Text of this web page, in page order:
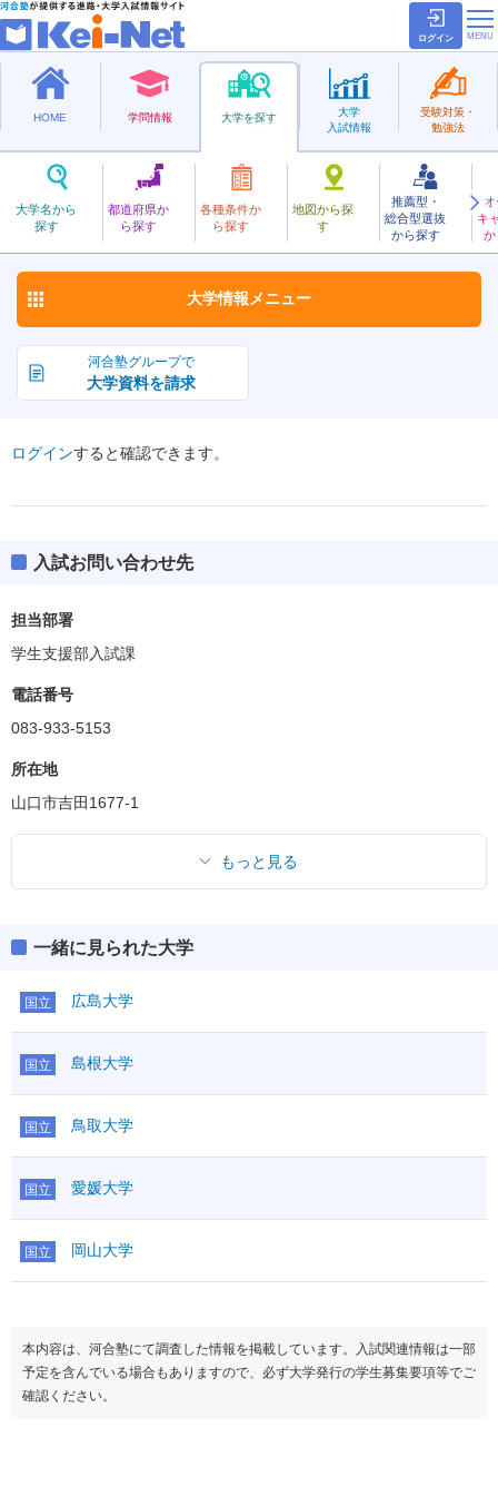
ログイン
HOME 学問情報 大学を探す
大学名から
探す
都道府県か
ら探す
各種条件か
ら探す
地図から探
す
推薦型・
総合型選抜
から探す
キ
か
大学
入試情報
受験対策・
勉強法
国立
やまぐち
山口大学 お気に入り
河合塾グループで
大学資料を請求
大学情報 メニュー
ログインすると確認できます。
入試お問い合わせ先
担当部署
学生支援部入試課
電話番号
083-933-5153
所在地
山口市吉田1677-1
もっと見る
一緒に見られた大学
国立 広島大学
国立 島根大学
国立 鳥取大学
国立 愛媛大学
国立 岡山大学
本内容は、河合塾にて調査した情報を掲載しています。入試関連情報は一部
予定を含んでいる場合もありますので、必ず大学発行の学生募集要項等でご
確認ください。